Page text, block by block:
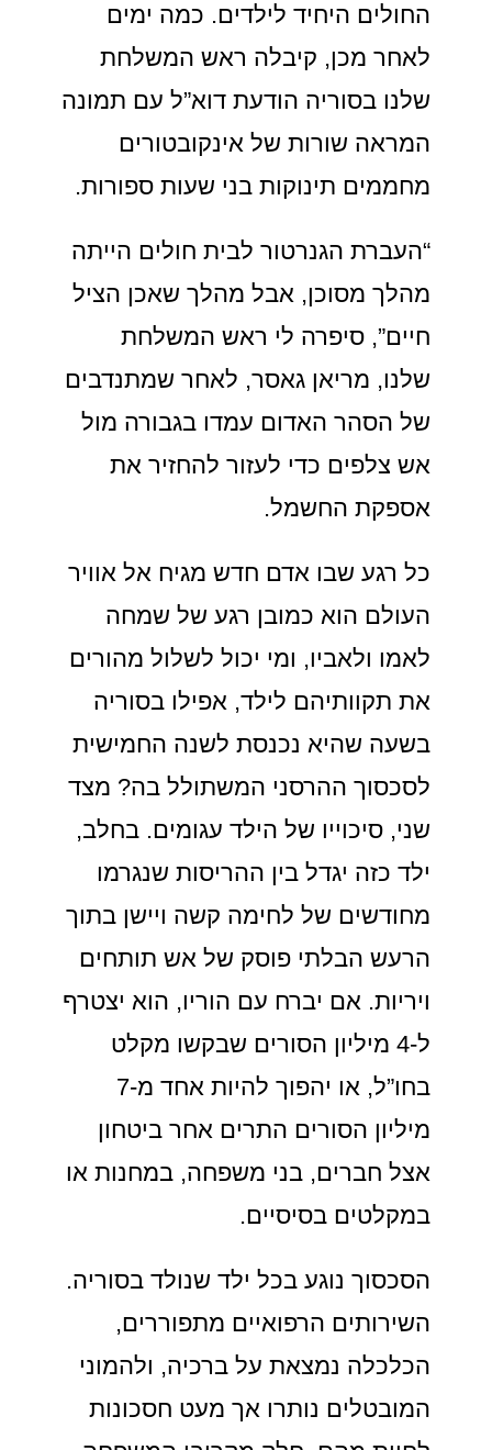
החולים היחיד לילדים. כמה ימים
לאחר מכן, קיבלה ראש המשלחת
שלנו בסוריה הודעת דוא”ל עם תמונה
המראה שורות של אינקובטורים
מחממים תינוקות בני שעות ספורות.
“העברת הגנרטור לבית חולים הייתה
מהלך מסוכן, אבל מהלך שאכן הציל
חיים”, סיפרה לי ראש המשלחת
שלנו, מריאן גאסר, לאחר שמתנדבים
של הסהר האדום עמדו בגבורה מול
אש צלפים כדי לעזור להחזיר את
אספקת החשמל.
כל רגע שבו אדם חדש מגיח אל אוויר
העולם הוא כמובן רגע של שמחה
לאמו ולאביו, ומי יכול לשלול מהורים
את תקוותיהם לילד, אפילו בסוריה
בשעה שהיא נכנסת לשנה החמישית
לסכסוך ההרסני המשתולל בה? מצד
שני, סיכוייו של הילד עגומים. בחלב,
ילד כזה יגדל בין ההריסות שנגרמו
מחודשים של לחימה קשה ויישן בתוך
הרעש הבלתי פוסק של אש תותחים
ויריות. אם יברח עם הוריו, הוא יצטרף
ל-4 מיליון הסורים שבקשו מקלט
בחו”ל, או יהפוך להיות אחד מ-7
מיליון הסורים התרים אחר ביטחון
אצל חברים, בני משפחה, במחנות או
במקלטים בסיסיים.
הסכסוך נוגע בכל ילד שנולד בסוריה.
השירותים הרפואיים מתפוררים,
הכלכלה נמצאת על ברכיה, ולהמוני
המובטלים נותרו אך מעט חסכונות